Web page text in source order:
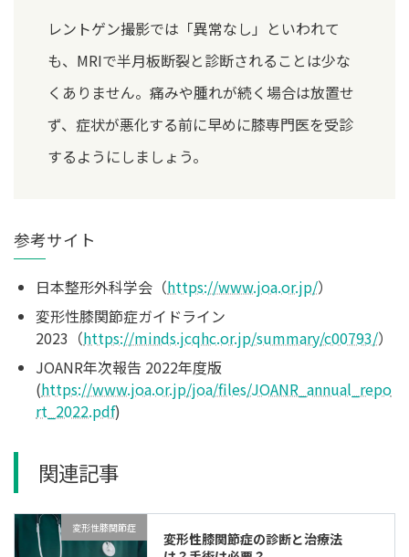
レントゲン撮影では「異常なし」といわれて
も、MRIで半月板断裂と診断されることは少な
くありません。痛みや腫れが続く場合は放置せ
ず、症状が悪化する前に早めに膝専門医を受診
するようにしましょう。
参考サイト
日本整形外科学会（https://www.joa.or.jp/）
変形性膝関節症ガイドライン
2023（https://minds.jcqhc.or.jp/summary/c00793/）
JOANR年次報告 2022年度版
(https://www.joa.or.jp/joa/files/JOANR_annual_repo
rt_2022.pdf)
関連記事
変形性膝関節症
変形性膝関節症の診断と治療法